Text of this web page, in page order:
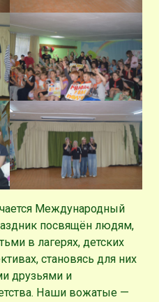
Международный
посвящён людям,
в лагерях, детских
становясь для них
друзьями и
Наши вожатые —